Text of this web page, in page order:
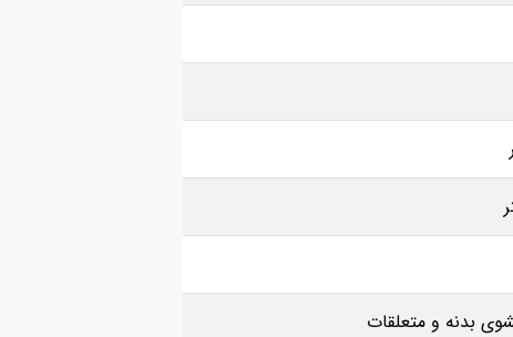
بدنه و متعلقات